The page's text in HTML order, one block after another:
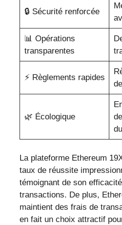
🔒 Sécurité renforcée
📊 Opérations
transparentes
⚡ Règlements rapides
🌿 Écologique
La plateforme Ethereum
taux de réussite
témoignant de son
transactions. De plus,
maintient des frais de
en fait un choix attractif